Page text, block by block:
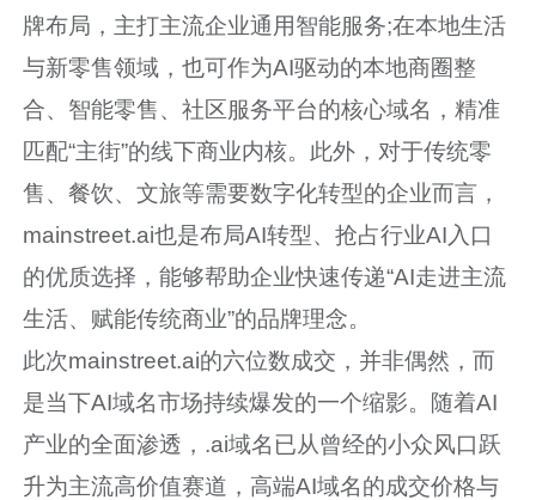
牌布局，主打主流企业通用智能服务;在本地生活
与新零售领域，也可作为AI驱动的本地商圈整
合、智能零售、社区服务平台的核心域名，精准
匹配“主街”的线下商业内核。此外，对于传统零
售、餐饮、文旅等需要数字化转型的企业而言，
mainstreet.ai也是布局AI转型、抢占行业AI入口
的优质选择，能够帮助企业快速传递“AI走进主流
生活、赋能传统商业”的品牌理念。
此次mainstreet.ai的六位数成交，并非偶然，而
是当下AI域名市场持续爆发的一个缩影。随着AI
产业的全面渗透，.ai域名已从曾经的小众风口跃
升为主流高价值赛道，高端AI域名的成交价格与